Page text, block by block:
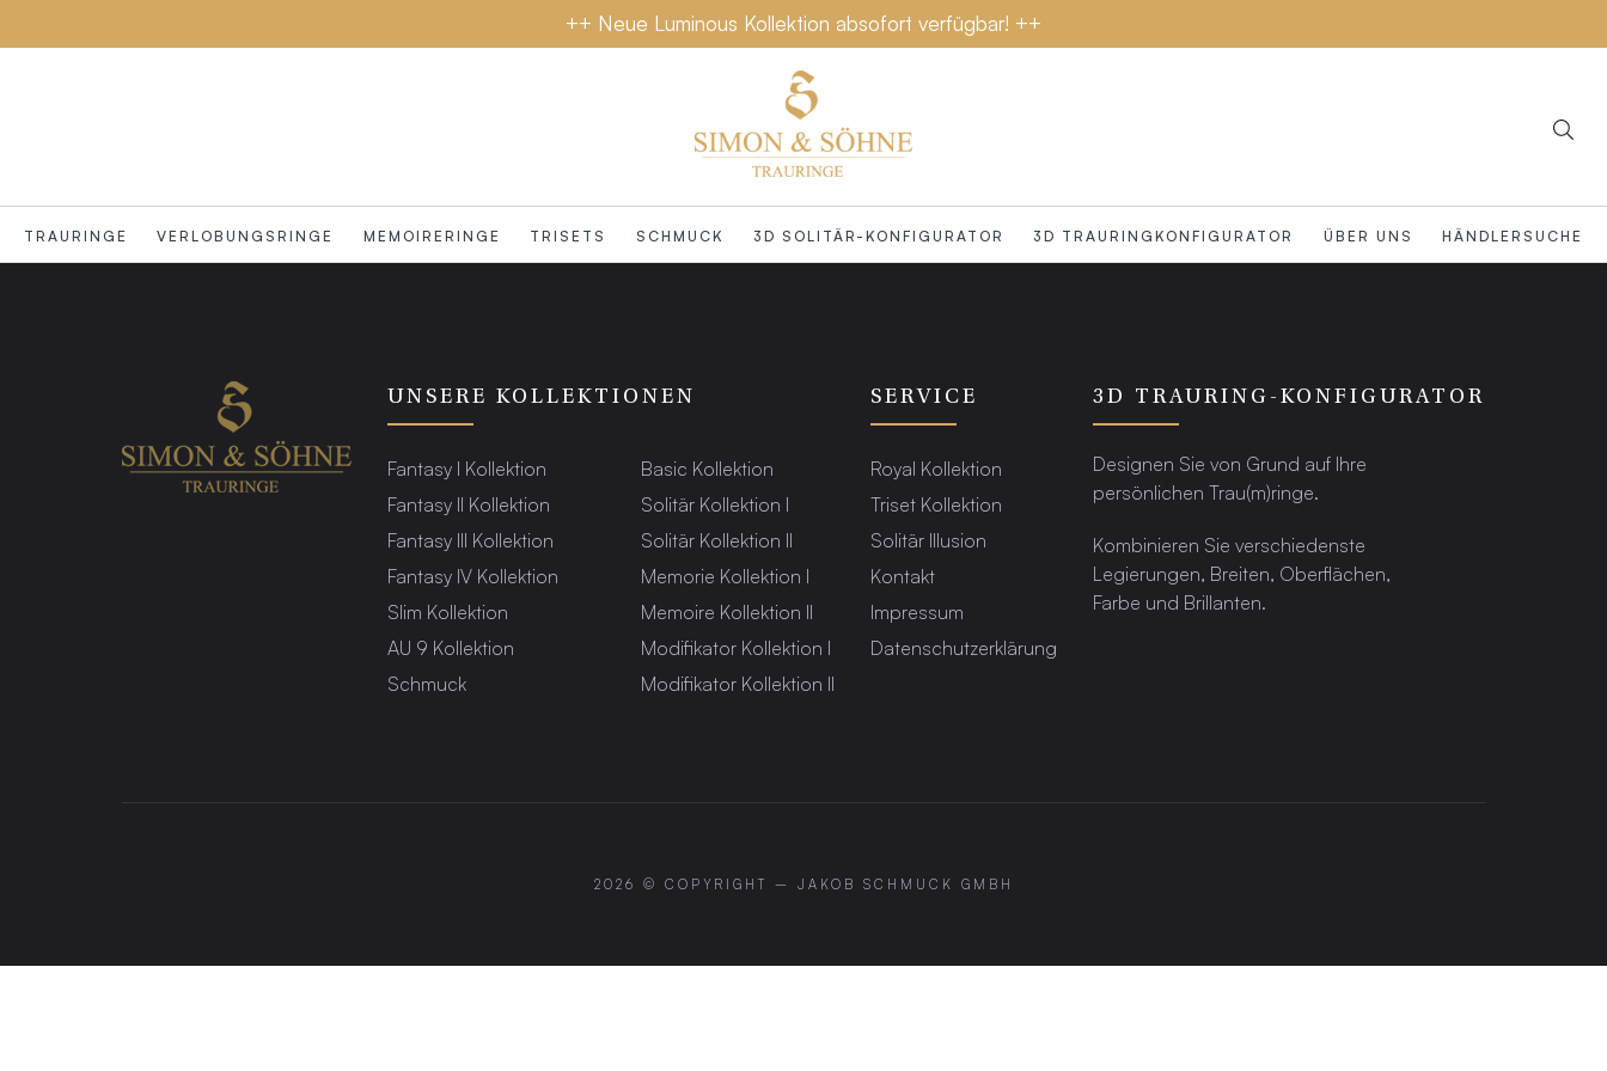
++ Neue Luminous Kollektion absofort verfügbar! ++
TRAURINGE VERLOBUNGSRINGE MEMOIRERINGE TRISETS SCHMUCK 3D SOLITÄR-KONFIGURATOR 3D TRAURINGKONFIGURATOR ÜBER UNS HÄNDLERSUCHE
UNSERE KOLLEKTIONEN
Fantasy I Kollektion
Fantasy II Kollektion
Fantasy III Kollektion
Fantasy IV Kollektion
Slim Kollektion
AU 9 Kollektion
Schmuck
Basic Kollektion
Solitär Kollektion I
Solitär Kollektion II
Memorie Kollektion I
Memoire Kollektion II
Modifikator Kollektion I
Modifikator Kollektion II
SERVICE
Royal Kollektion
Triset Kollektion
Solitär Illusion
Kontakt
Impressum
Datenschutzerklärung
3D TRAURING-KONFIGURATOR
Designen Sie von Grund auf Ihre
persönlichen Trau(m)ringe.
Kombinieren Sie verschiedenste
Legierungen, Breiten, Oberflächen,
Farbe und Brillanten.
2026 © COPYRIGHT – JAKOB SCHMUCK GMBH